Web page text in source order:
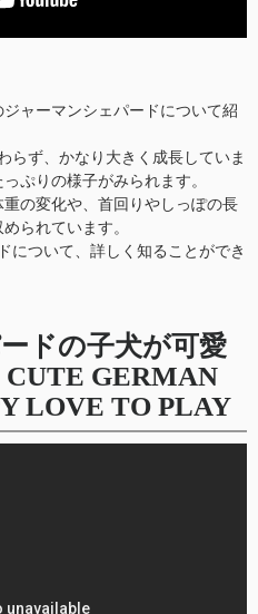
ャーマンシェパードについて紹
らず、かなり大きく成長していま
ぷりの様子がみられます。
の変化や、首回りやしっぽの長
られています。
について、詳しく知ることができ
ドの子犬が可愛
GERMAN
LOVE TO PLAY